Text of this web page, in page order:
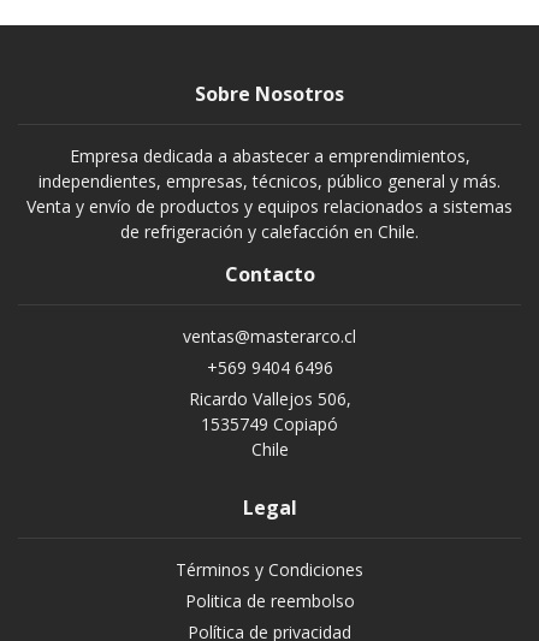
Sobre Nosotros
Empresa dedicada a abastecer a emprendimientos,
independientes, empresas, técnicos, público general y más.
Venta y envío de productos y equipos relacionados a sistemas
de refrigeración y calefacción en Chile.
Contacto
ventas@masterarco.cl
+569 9404 6496
Ricardo Vallejos 506,
1535749 Copiapó
Chile
Legal
Términos y Condiciones
Politica de reembolso
Política de privacidad